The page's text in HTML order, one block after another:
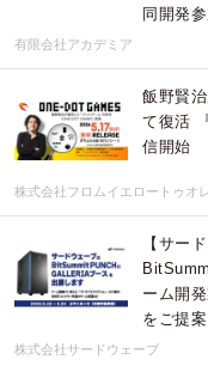
同開発
有限会社アカデミア
飯野賢
て復活
信開始
株式会社フロムイエロートゥオ
【サー
ーム開
をご提案
株式会社サードウェーブ